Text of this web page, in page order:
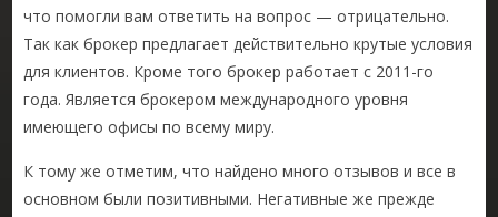
что помогли вам ответить на вопрос — отрицательно.
Так как брокер предлагает действительно крутые условия
для клиентов. Кроме того брокер работает с 2011-го
года. Является брокером международного уровня
имеющего офисы по всему миру.
К тому же отметим, что найдено много отзывов и все в
основном были позитивными. Негативные же прежде